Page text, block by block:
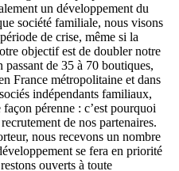
un développement du
société familiale, nous visons
de crise, même si la
objectif est de doubler notre
passant de 35 à 70 boutiques,
France métropolitaine et dans
indépendants familiaux,
pérenne : c’est pourquoi
de nos partenaires.
nous recevons un nombre
se fera en priorité
ouverts à toute